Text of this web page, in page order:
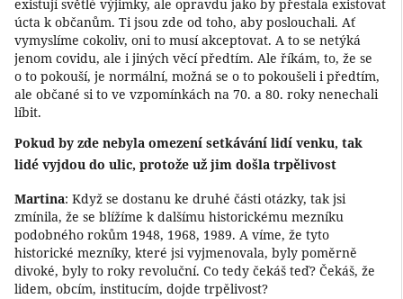
existují světlé výjimky, ale opravdu jako by přestala existovat
úcta k občanům. Ti jsou zde od toho, aby poslouchali. Ať
vymyslíme cokoliv, oni to musí akceptovat. A to se netýká
jenom covidu, ale i jiných věcí předtím. Ale říkám, to, že se
o to pokouší, je normální, možná se o to pokoušeli i předtím,
ale občané si to ve vzpomínkách na 70. a 80. roky nenechali
líbit.
Pokud by zde nebyla omezení setkávání lidí venku, tak
lidé vyjdou do ulic, protože už jim došla trpělivost
Martina: Když se dostanu ke druhé části otázky, tak jsi
zmínila, že se blížíme k dalšímu historickému mezníku
podobného rokům 1948, 1968, 1989. A víme, že tyto
historické mezníky, které jsi vyjmenovala, byly poměrně
divoké, byly to roky revoluční. Co tedy čekáš teď? Čekáš, že
lidem, obcím, institucím, dojde trpělivost?